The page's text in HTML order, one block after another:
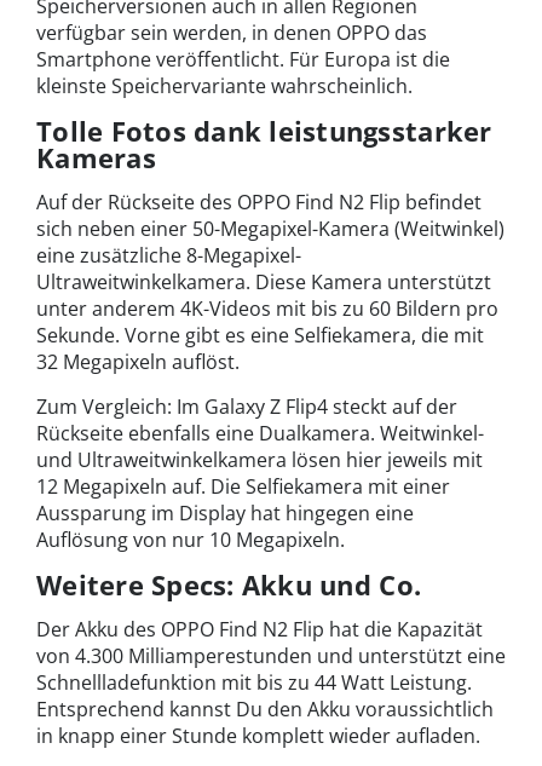
Speicherversionen auch in allen Regionen
verfügbar sein werden, in denen OPPO das
Smartphone veröffentlicht. Für Europa ist die
kleinste Speichervariante wahrscheinlich.
Tolle Fotos dank leistungsstarker
Kameras
Auf der Rückseite des OPPO Find N2 Flip befindet
sich neben einer 50-Megapixel-Kamera (Weitwinkel)
eine zusätzliche 8-Megapixel-
Ultraweitwinkelkamera. Diese Kamera unterstützt
unter anderem 4K-Videos mit bis zu 60 Bildern pro
Sekunde. Vorne gibt es eine Selfiekamera, die mit
32 Megapixeln auflöst.
Zum Vergleich: Im Galaxy Z Flip4 steckt auf der
Rückseite ebenfalls eine Dualkamera. Weitwinkel-
und Ultraweitwinkelkamera lösen hier jeweils mit
12 Megapixeln auf. Die Selfiekamera mit einer
Aussparung im Display hat hingegen eine
Auflösung von nur 10 Megapixeln.
Weitere Specs: Akku und Co.
Der Akku des OPPO Find N2 Flip hat die Kapazität
von 4.300 Milliamperestunden und unterstützt eine
Schnellladefunktion mit bis zu 44 Watt Leistung.
Entsprechend kannst Du den Akku voraussichtlich
in knapp einer Stunde komplett wieder aufladen.